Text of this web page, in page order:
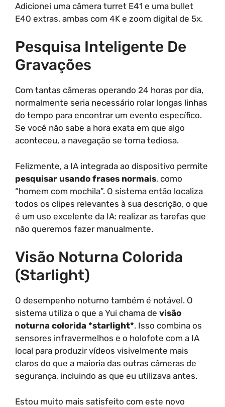
Adicionei uma câmera turret E41 e uma bullet
E40 extras, ambas com 4K e zoom digital de 5x.
Pesquisa Inteligente De
Gravações
Com tantas câmeras operando 24 horas por dia,
normalmente seria necessário rolar longas linhas
do tempo para encontrar um evento específico.
Se você não sabe a hora exata em que algo
aconteceu, a navegação se torna tediosa.
Felizmente, a IA integrada ao dispositivo permite
pesquisar usando frases normais, como
“homem com mochila”. O sistema então localiza
todos os clipes relevantes à sua descrição, o que
é um uso excelente da IA: realizar as tarefas que
não queremos fazer manualmente.
Visão Noturna Colorida
(Starlight)
O desempenho noturno também é notável. O
sistema utiliza o que a Yui chama de visão
noturna colorida *starlight*. Isso combina os
sensores infravermelhos e o holofote com a IA
local para produzir vídeos visivelmente mais
claros do que a maioria das outras câmeras de
segurança, incluindo as que eu utilizava antes.
Estou muito mais satisfeito com este novo